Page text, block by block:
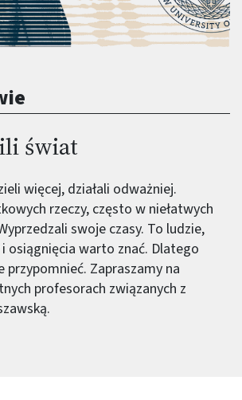
świat
więcej, działali odważniej.
rzeczy, często w niełatwych
swoje czasy. To ludzie,
osiągnięcia warto znać. Dlatego
Zapraszamy na
profesorach związanych z